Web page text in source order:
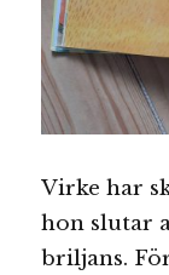
Virke har
hon slutar
briljans.